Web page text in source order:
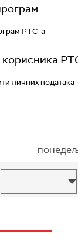
РТС-а
личних података